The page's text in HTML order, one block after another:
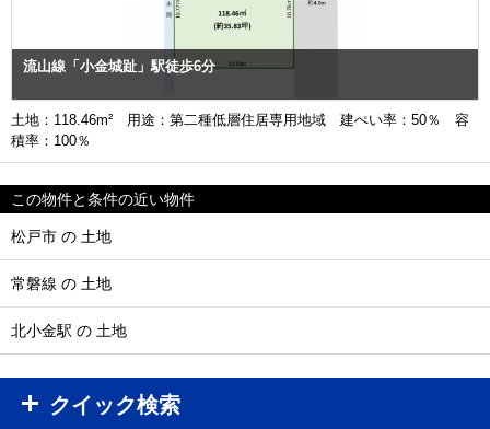
流山線「小金城趾」駅徒歩6分
土地：118.46m² 用途：第二種低層住居専用地域 建ぺい率：50％ 容
積率：100％
この物件と条件の近い物件
松戸市 の 土地
常磐線 の 土地
北小金駅 の 土地
クイック検索